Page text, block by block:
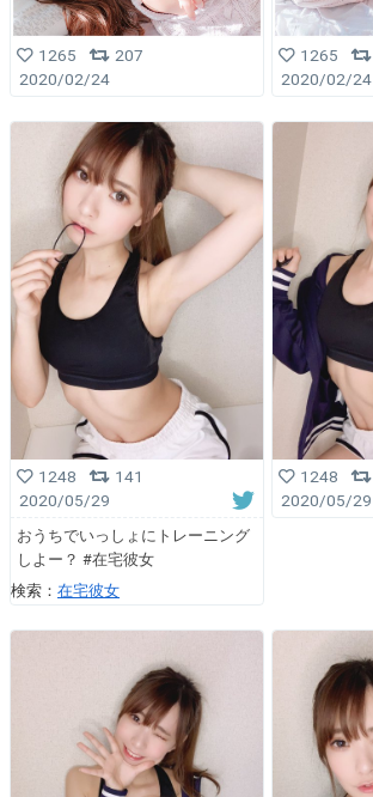
1265
207
2020/02/24
1265
2020/02/24
1248
141
2020/05/29
おうちでいっしょにトレーニング
しよー？ #在宅彼女
検索： 在宅彼女
1248
2020/05/29